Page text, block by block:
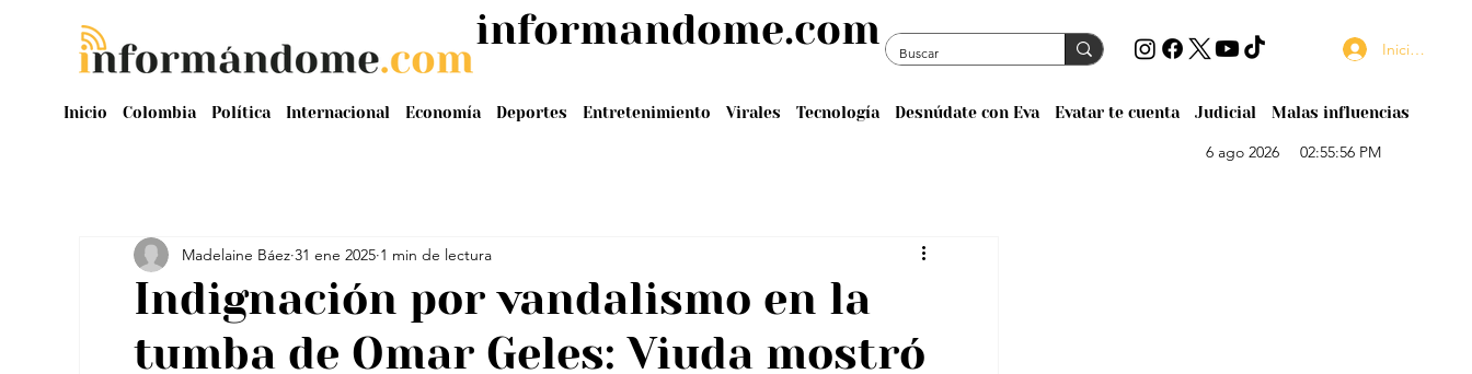
Inicio Colombia Política Internacional Economía Deportes Entretenimiento Virales Tecnología Desnúdate con Eva Evatar te cuenta Judicial Malas influencias
Iniciar sesión
6 ago 2026 02:55:56 PM
informandome.com
Indignación por vandalismo en la
tumba de Omar Geles: Viuda mostró
Madelaine Báez 31 ene 2025 1 min de lectura